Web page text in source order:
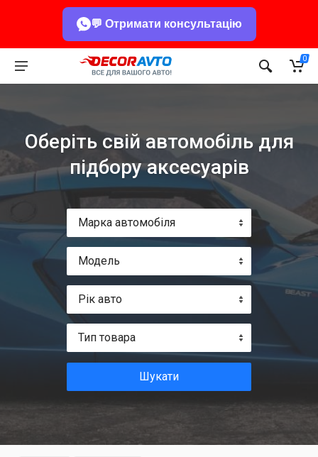
💬 Отримати консультацію
0
Оберіть свій автомобіль для
підбору аксесуарів
Марка автомобіля
Модель
Рік авто
Тип товара
Шукати